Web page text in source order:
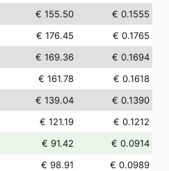
€ 155.50
€ 0.1555
€ 176.45
€ 0.1765
€ 169.36
€ 0.1694
€ 161.78
€ 0.1618
€ 139.04
€ 0.1390
€ 121.19
€ 0.1212
€ 91.42
€ 0.0914
€ 98.91
€ 0.0989